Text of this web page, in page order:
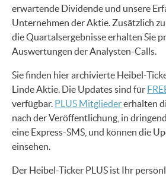
erwartende Dividende und unsere
Unternehmen der Aktie. Zusätzlich
die Quartalsergebnisse erhalten Sie
Auswertungen der Analysten-Calls.
Sie finden hier archivierte Heibel-
Linde Aktie. Die Updates sind für
verfügbar. PLUS Mitgliedererhalten
nach der Veröffentlichung, in
eine Express-SMS, und können die
einsehen.
Der Heibel-Ticker PLUS ist Ihr